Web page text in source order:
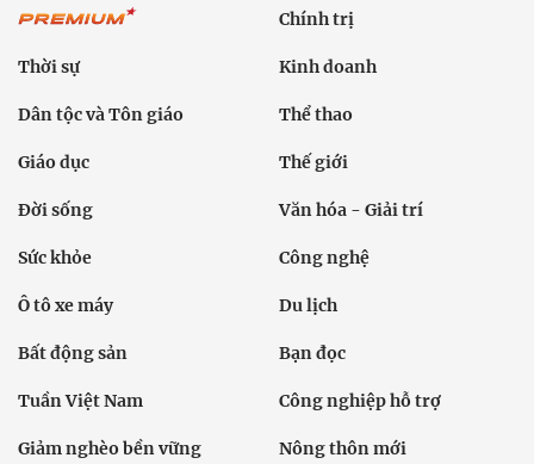
Chính trị
Thời sự Kinh doanh
Dân tộc và Tôn giáo Thể thao
Giáo dục Thế giới
Đời sống Văn hóa - Giải trí
Sức khỏe Công nghệ
Ô tô xe máy Du lịch
Bất động sản Bạn đọc
Tuần Việt Nam Công nghiệp hỗ trợ
Giảm nghèo bền vững Nông thôn mới